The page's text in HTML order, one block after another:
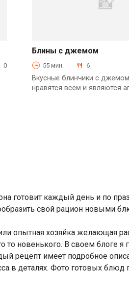
0
Блины с джемом
55 мин. 6
Вкусные блинчики с
нравятся всем и являются
готовит каждый день и по
свой рацион новыми
опытная хозяйка желающая
то новенького. В своем блоге я
рецепт имеет подробное
в деталях. Фото готовых блюд